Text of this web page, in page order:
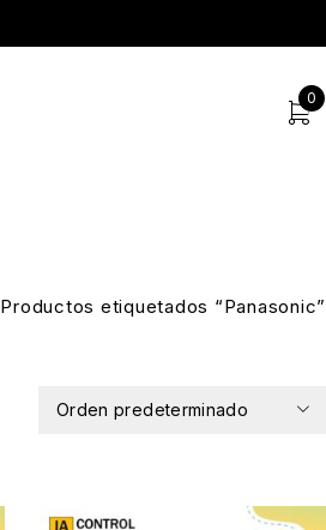
0
Productos etiquetados “Panasonic”
Orden predeterminado